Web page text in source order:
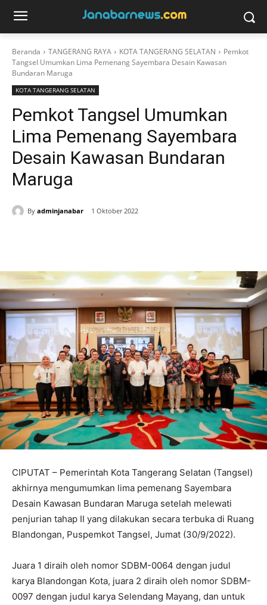
Beranda TANGERANG RAYA KOTA TANGERANG SELATAN
Pemkot
Tangsel Umumkan Lima Pemenang Sayembara Desain Kawasan
Bundaran Maruga
KOTA TANGERANG SELATAN
Pemkot Tangsel Umumkan
Lima Pemenang Sayembara
Desain Kawasan Bundaran
Maruga
By adminjanabar 1 Oktober 2022
CIPUTAT – Pemerintah Kota Tangerang Selatan (Tangsel)
akhirnya mengumumkan lima pemenang Sayembara
Desain Kawasan Bundaran Maruga setelah melewati
penjurian tahap II yang dilakukan secara terbuka di Ruang
Blandongan, Puspemkot Tangsel, Jumat (30/9/2022).
Juara 1 diraih oleh nomor SDBM-0064 dengan judul
karya Blandongan Kota, juara 2 diraih oleh nomor SDBM-
0097 dengan judul karya Selendang Mayang, dan untuk